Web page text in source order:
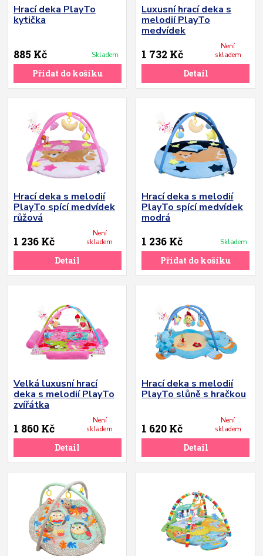
Hrací deka PlayTo
kytička
885 Kč Skladem
Přidat do košíku
Luxusní hrací deka s
melodií PlayTo
medvídek
1 732 Kč
Není
skladem
Detail
Hrací deka s melodií
PlayTo spící medvídek
růžová
1 236 Kč
Není
skladem
Detail
Hrací deka s melodií
PlayTo spící medvídek
modrá
1 236 Kč Skladem
Přidat do košíku
Velká luxusní hrací
deka s melodií PlayTo
zvířátka
1 860 Kč
Není
skladem
Detail
Hrací deka s melodií
PlayTo slůně s hračkou
1 620 Kč
Není
skladem
Detail